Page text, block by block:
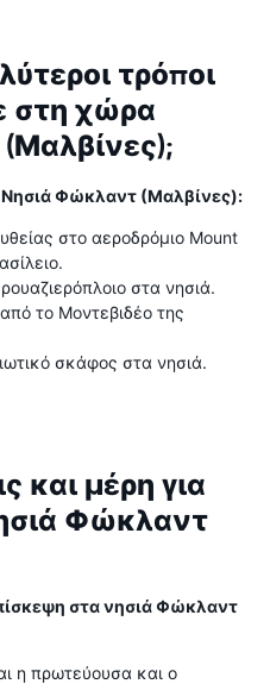
τρόποι
στη χώρα
Νησιά Φώκλαντ (Μαλβίνες):
στο αεροδρόμιο Mount
στα νησιά.
το Μοντεβιδέο της
σκάφος στα νησιά.
και μέρη για
Φώκλαντ
στα νησιά Φώκλαντ
η πρωτεύουσα και ο